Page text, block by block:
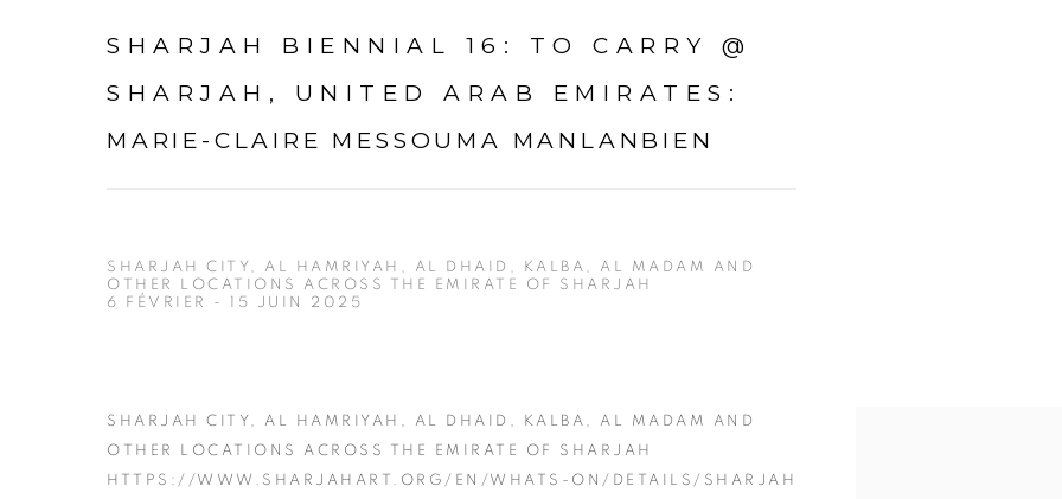
SHARJAH BIENNIAL 16: TO CARRY @
SHARJAH, UNITED ARAB EMIRATES :
MARIE-CLAIRE MESSOUMA MANLANBIEN
SHARJAH CITY, AL HAMRIYAH, AL DHAID, KALBA, AL MADAM AND
OTHER LOCATIONS ACROSS THE EMIRATE OF SHARJAH
6 FÉVRIER - 15 JUIN 2025
SHARJAH CITY, AL HAMRIYAH, AL DHAID, KALBA, AL MADAM AND
OTHER LOCATIONS ACROSS THE EMIRATE OF SHARJAH
HTTPS://WWW.SHARJAHART.ORG/EN/WHATS-ON/DETAILS/SHARJAH